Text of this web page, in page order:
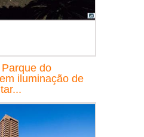
do
iluminação de